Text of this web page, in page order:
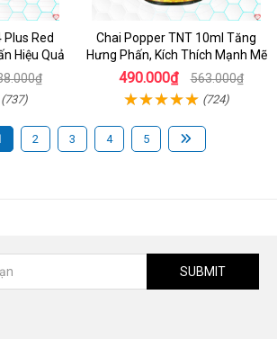
Plus Red
Hiệu Quả
(737)
Chai Popper TNT 10ml Tăng
Hưng Phấn, Kích Thích Mạnh Mẽ
490.000₫ 563.000₫
(724)
2 3 4 5
SUBMIT